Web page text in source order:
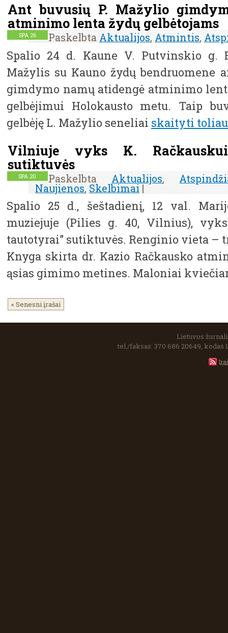
Ant buvusių P. Mažylio
atminimo lenta žydų gelbėtojams
SPA 26 Paskelbta Aktualijos, Atmintis,
Spalio 24 d. Kaune V. Putvinskio g.
Mažylis su Kauno žydų bendruomene
gimdymo namų atidengė atminimo
gelbėjimui Holokausto metu. Taip
gelbėję L. Mažylio seneliai skaityti toliau
Vilniuje vyks K.
sutiktuvės
SPA 20 Paskelbta Aktualijos,
Naujienos, Skelbimai|
Spalio 25 d., šeštadienį, 12 val.
muziejuje (Pilies g. 40, Vilnius), vyks
tautotyrai” sutiktuvės. Renginio vieta –
Knyga skirta dr. Kazio Račkausko
ąsias gimimo metines. Maloniai
« Senesni įrašai
Lietuvos
tel./faksas: 370 686 20649, kodas